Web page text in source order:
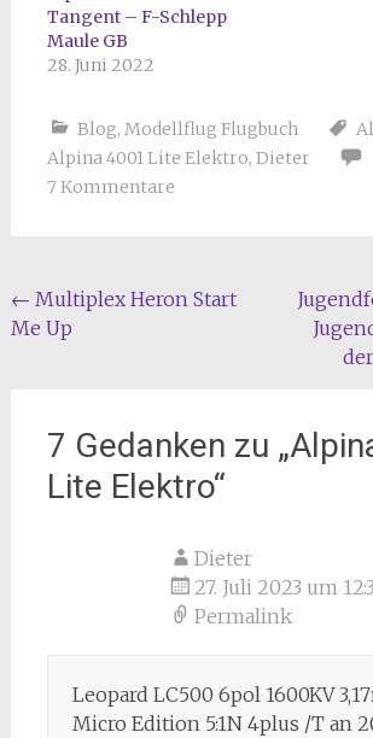
Tangent – F-Schlepp
Maule GB
28. Juni 2022
Blog, Modellflug Flugbuch
Alpina 4001 Lite Elektro, Dieter
7 Kommentare
Beitragsnavigation
← Multiplex Heron Start
Me Up
7 Gedanken zu „
Lite Elektro“
Dieter
27. Juli 2023 um
Permalink
Leopard LC500 6pol 1600KV
Micro Edition 5:1N 4plus /T an